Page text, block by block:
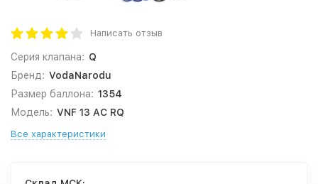
Написать отзыв
Серия клапана: Q
Бренд: VodaNarodu
Размер баллона: 1354
Модель: VNF 13 AC RQ
Все характеристики